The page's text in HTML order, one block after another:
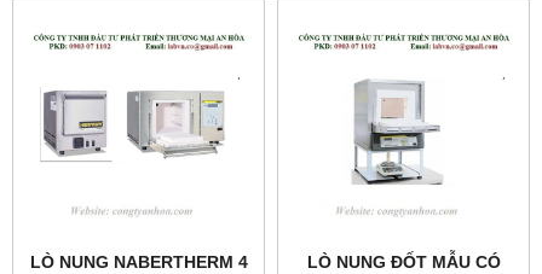
LÒ NUNG NABERTHERM 4
LÒ NUNG ĐỐT MẪU CÓ